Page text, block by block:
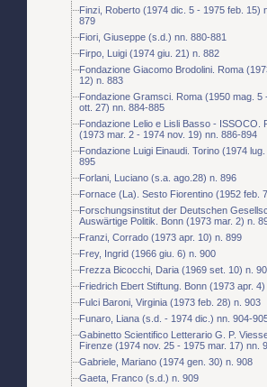
Finzi, Roberto (1974 dic. 5 - 1975 feb. 15)
879
Fiori, Giuseppe (s.d.) nn. 880-881
Firpo, Luigi (1974 giu. 21) n. 882
Fondazione Giacomo Brodolini. Roma
12) n. 883
Fondazione Gramsci. Roma (1950 mag. 5
ott. 27) nn. 884-885
Fondazione Lelio e Lisli Basso - ISSOCO.
(1973 mar. 2 - 1974 nov. 19) nn. 886-894
Fondazione Luigi Einaudi. Torino (1974 lug.
895
Forlani, Luciano (s.a. ago.28) n. 896
Fornace (La). Sesto Fiorentino (1952 feb.
Forschungsinstitut der Deutschen
Auswärtige Politik. Bonn (1973 mar. 2) n.
Franzi, Corrado (1973 apr. 10) n. 899
Frey, Ingrid (1966 giu. 6) n. 900
Frezza Bicocchi, Daria (1969 set. 10) n.
Friedrich Ebert Stiftung. Bonn (1973 apr.
Fulci Baroni, Virginia (1973 feb. 28) n. 903
Funaro, Liana (s.d. - 1974 dic.) nn. 904-
Gabinetto Scientifico Letterario G. P.
Firenze (1974 nov. 25 - 1975 mar. 17) nn.
Gabriele, Mariano (1974 gen. 30) n. 908
Gaeta, Franco (s.d.) n. 909